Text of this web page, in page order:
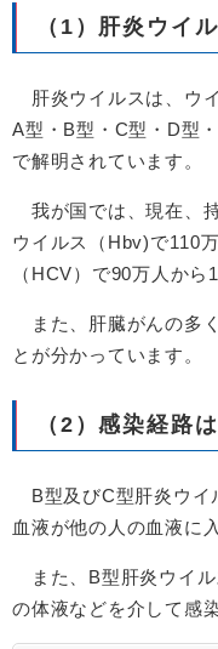
（1）肝炎ウイ
肝炎ウイルスは、ウ
A型・B型・C型・D型
で解明されています。
我が国では、現在、
ウイルス（Hbv)で110
（HCV）で90万人から
また、肝臓がんの多
とが分かっています。
（2）感染経路は
B型及びC型肝炎ウイ
血液が他の人の血液に
また、B型肝炎ウイル
の体液などを介して感